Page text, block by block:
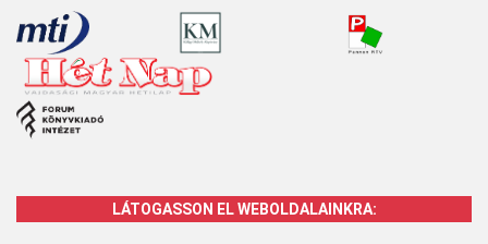
LÁTOGASSON EL WEBOLDALAINKRA: